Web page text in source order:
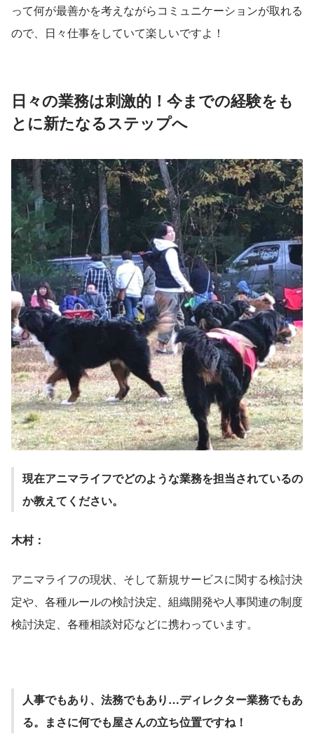
って何が最善かを考えながらコミュニケーションが取れる
ので、日々仕事をしていて楽しいですよ！
日々の業務は刺激的！今までの経験をも
とに新たなるステップへ
現在アニマライフでどのような業務を担当されているの
か教えてください。
木村：
アニマライフの現状、そして新規サービスに関する検討決
定や、各種ルールの検討決定、組織開発や人事関連の制度
検討決定、各種相談対応などに携わっています。
人事でもあり、法務でもあり…ディレクター業務でもあ
る。まさに何でも屋さんの立ち位置ですね！